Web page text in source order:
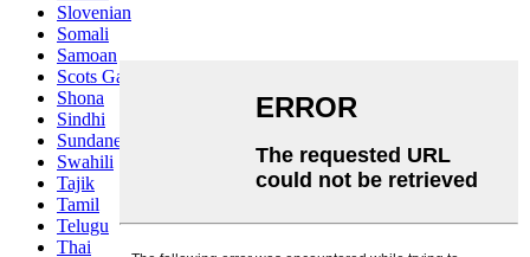
Slovenian
Somali
Samoan
Scots Gaelic
Shona
Sindhi
Sundanese
Swahili
Tajik
Tamil
Telugu
Thai